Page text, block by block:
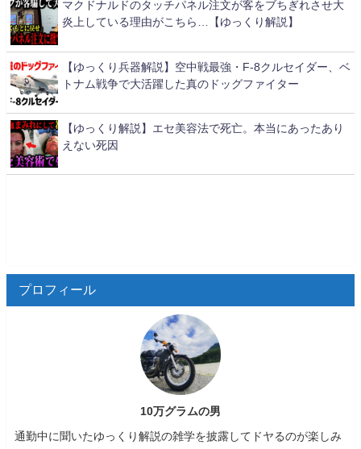
マクドナルドのタッチパネル注文が客をブちぎれさせ大
炎上している理由がこちら…【ゆっくり解説】
【ゆっくり兵器解説】空中戦最強・F-8クルセイダー、ベ
トナム戦争で大活躍した真のドッグファイター
【ゆっくり解説】エセ美容法で死亡。本当にあったあり
えない死因
プロフィール
10万グラムの男
通勤中に聞いたゆっくり解説の雑学を披露してドヤるのが楽しみ